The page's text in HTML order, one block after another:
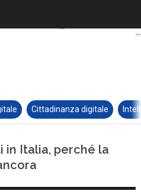
Cittadinanza digitale
in Italia, perché la